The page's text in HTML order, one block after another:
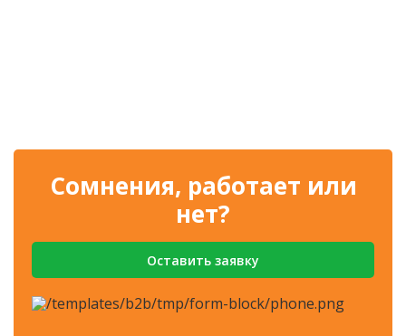
Сомнения, работает или
нет?
Оставить заявку